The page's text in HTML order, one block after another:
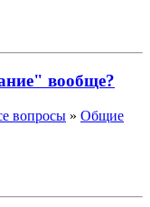
вообще?
вопросы » Общие